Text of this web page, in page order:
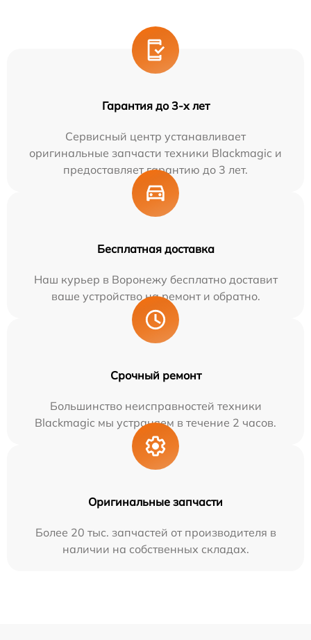
Гарантия до 3-х лет
Сервисный центр устанавливает
оригинальные запчасти техники Blackmagic и
предоставляет гарантию до 3 лет.
Бесплатная доставка
Наш курьер в Воронежу бесплатно доставит
ваше устройство на ремонт и обратно.
Срочный ремонт
Большинство неисправностей техники
Blackmagic мы устраняем в течение 2 часов.
Оригинальные запчасти
Более 20 тыс. запчастей от производителя в
наличии на собственных складах.